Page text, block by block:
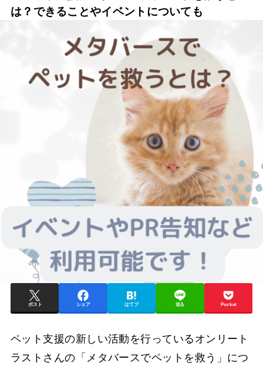
は？できることやイベントについても
ポスト シェア はてブ 送る Pocket
ペット支援の新しい活動を行っているオンリート
ラストさんの「メタバースでペットを救う」につ